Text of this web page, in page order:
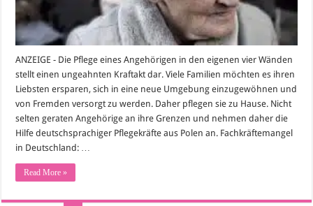
ANZEIGE - Die Pflege eines Angehörigen in den eigenen vier Wänden
stellt einen ungeahnten Kraftakt dar. Viele Familien möchten es ihren
Liebsten ersparen, sich in eine neue Umgebung einzugewöhnen und
von Fremden versorgt zu werden. Daher pflegen sie zu Hause. Nicht
selten geraten Angehörige an ihre Grenzen und nehmen daher die
Hilfe deutschsprachiger Pflegekräfte aus Polen an. Fachkräftemangel
in Deutschland: …
Read More »